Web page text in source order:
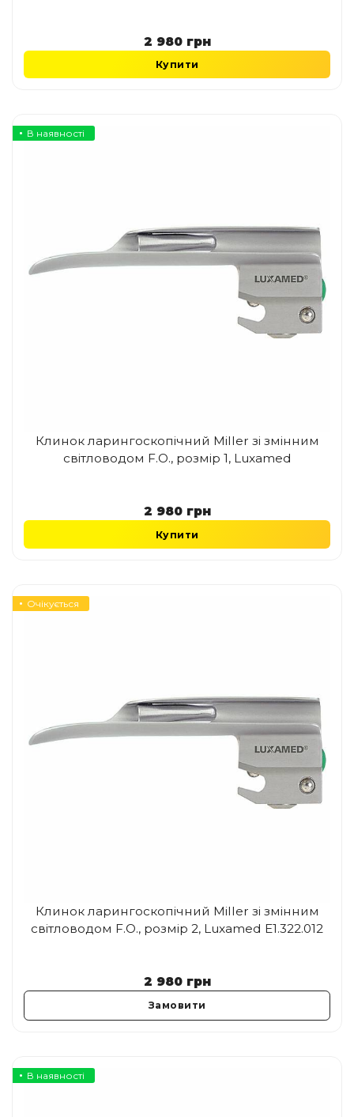
2 980 грн
Купити
В наявності
Клинок ларингоскопічний Miller зі змінним
світловодом F.O., розмір 1, Luxamed
2 980 грн
Купити
Очікується
Клинок ларингоскопічний Miller зі змінним
світловодом F.O., розмір 2, Luxamed E1.322.012
2 980 грн
Замовити
В наявності